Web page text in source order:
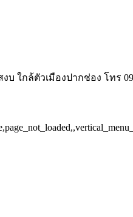
กล้ตัวเมืองปากช่อง โทร